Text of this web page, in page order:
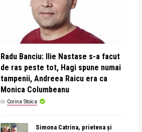
Radu Banciu: Ilie Nastase s-a facut
de ras peste tot, Hagi spune numai
tampenii, Andreea Raicu era ca
Monica Columbeanu
de Corina Stoica
Simona Catrina, prietena și